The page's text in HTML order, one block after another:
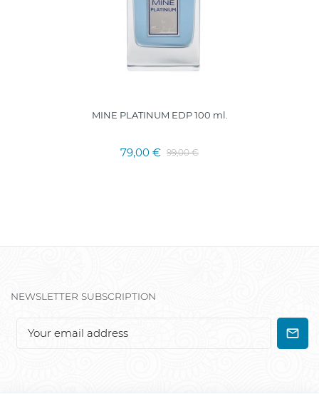
MINE PLATINUM EDP 100 ml.
79,00 € 99,00 €
NEWSLETTER SUBSCRIPTION